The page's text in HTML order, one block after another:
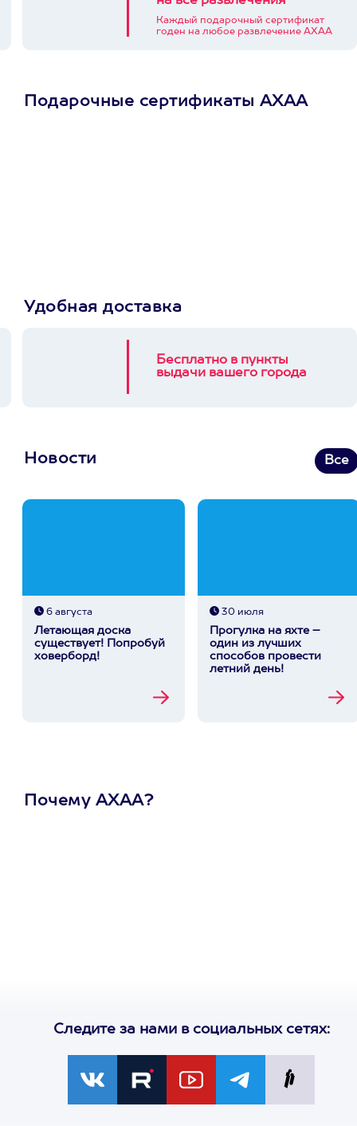
Каждый подарочный сертификат
годен на любое развлечение АХАА
Подарочные сертификаты АХАА
Удобная доставка
Бесплатно в пункты
выдачи вашего города
Новости Все
6 августа
Летающая доска
существует! Попробуй
ховерборд!
30 июля
Прогулка на яхте –
один из лучших
способов провести
летний день!
Почему АХАА?
Следите за нами в социальных сетях: